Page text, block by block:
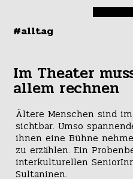
#alltag
Im Theater
allem rechnen
Ältere Menschen sind
sichtbar. Umso
ihnen eine Bühne
zu erzählen. Ein
interkulturellen
Sultaninen.